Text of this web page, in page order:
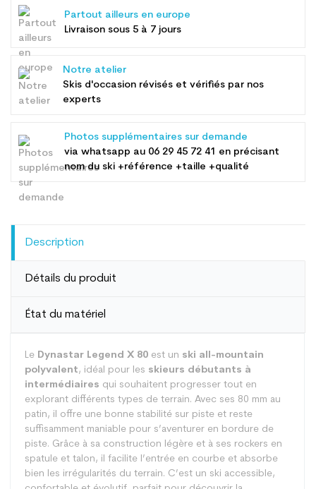
Partout ailleurs en europe
Livraison sous 5 à 7 jours
Notre atelier
Skis d'occasion révisés et vérifiés par nos
experts
Photos supplémentaires sur demande
via whatsapp au 06 29 45 72 41 en précisant
nom du ski +référence +taille +qualité
Description
Détails du produit
État du matériel
Le Dynastar Legend X 80 est un ski all-mountain
polyvalent, idéal pour les skieurs débutants à
intermédiaires qui souhaitent progresser tout en
explorant différents types de terrain. Avec ses 80 mm au
patin, il offre une bonne stabilité sur piste et reste
suffisamment maniable pour s’aventurer en bordure de
piste. Grâce à sa construction légère et à ses rockers en
spatule et talon, il facilite l’entrée en courbe et absorbe
bien les irrégularités du terrain. C’est un ski accessible,